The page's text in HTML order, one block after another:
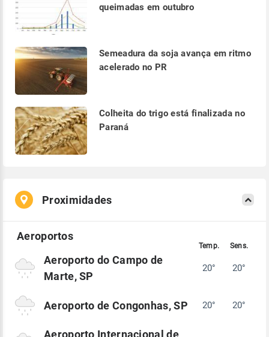
queimadas em outubro
Semeadura da soja avança em ritmo
acelerado no PR
Colheita do trigo está finalizada no
Paraná
Proximidades
Aeroporto do Campo de
Marte, SP
20° 20°
Aeroporto de Congonhas, SP 20° 20°
Aeroporto Internacional de